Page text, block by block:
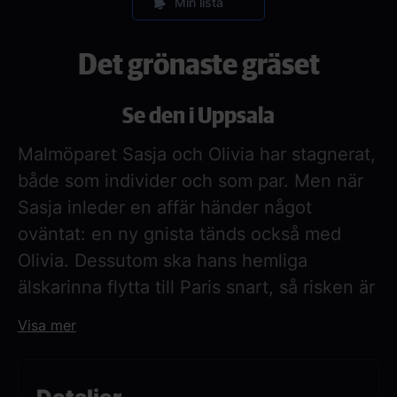
Det grönaste gräset
Se den i Uppsala
Malmöparet Sasja och Olivia har stagnerat,
både som individer och som par. Men när
Sasja inleder en affär händer något
oväntat: en ny gnista tänds också med
Olivia. Dessutom ska hans hemliga
älskarinna flytta till Paris snart, så risken är
Visa mer